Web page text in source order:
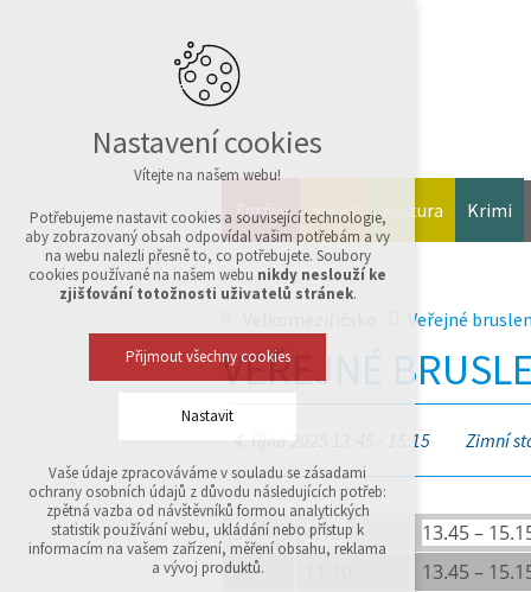
Zprávy Sport Kultura Krimi
Veřejné
VEŘEJNÉ
4. října 2025 13:45 - 15:15 Zimní
So 4.10.
13.45 –
So
13.45 –
Nastavení cookies
Vítejte na našem webu!
Potřebujeme nastavit cookies a související technologie,
aby zobrazovaný obsah odpovídal vašim potřebám a vy
na webu nalezli přesně to, co potřebujete. Soubory
cookies používané na našem webu nikdy neslouží ke
zjišťování totožnosti uživatelů stránek.
Přijmout všechny cookies
Nastavit
Technická cookies
nutná pro provozování webu
udržení kontextu stránek (session): případná
přihlášení, volby jazyka, apod.
Vaše údaje zpracováváme v souladu se zásadami
ochrany osobních údajů z důvodu následujících potřeb:
zpětná vazba od návštěvníků formou analytických
statistik používání webu, ukládání nebo přístup k
informacím na vašem zařízení, měření obsahu, reklama
a vývoj produktů.